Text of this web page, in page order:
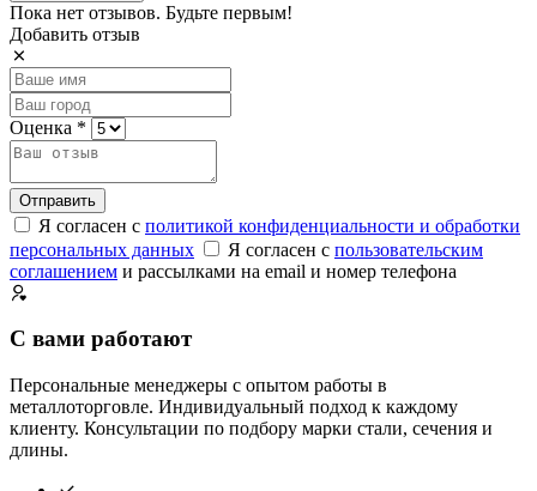
Пока нет отзывов. Будьте первым!
Добавить отзыв
Оценка *
Отправить
Я согласен с политикой конфиденциальности и обработки
персональных данных
Я согласен с пользовательским
соглашением и рассылками на email и номер телефона
С вами работают
Персональные менеджеры с опытом работы в
металлоторговле. Индивидуальный подход к каждому
клиенту. Консультации по подбору марки стали, сечения и
длины.